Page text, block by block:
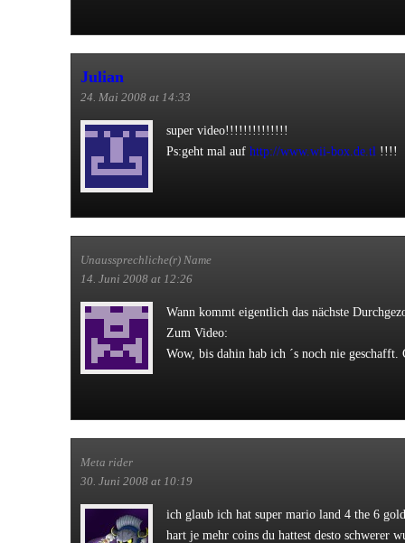
Julian
24. Mai 2008 at 14:33
super video!!!!!!!!!!!!!!
Ps:geht mal auf http://www.wii-box.de.tl !!!!
Unaussprechliche(r) Name
14. Juni 2008 at 12:26
Wann kommt eigentlich das nächste
Zum Video:
Wow, bis dahin hab ich ´s noch nie
Meta rider
30. Juni 2008 at 10:19
ich glaub ich hat super mario land 4 the 6
hart je mehr coins du hattest desto schwerer